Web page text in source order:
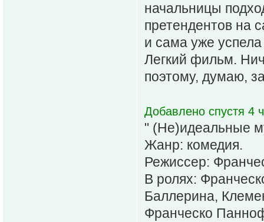
начальницы
претендентов на
и сама уже
Легкий фильм.
поэтому, думаю,
Добавлено спустя 4
" (Не)идеальные
Жанр: комедия.
Режиссер:
В ролях:
Баллерина,
Франческо